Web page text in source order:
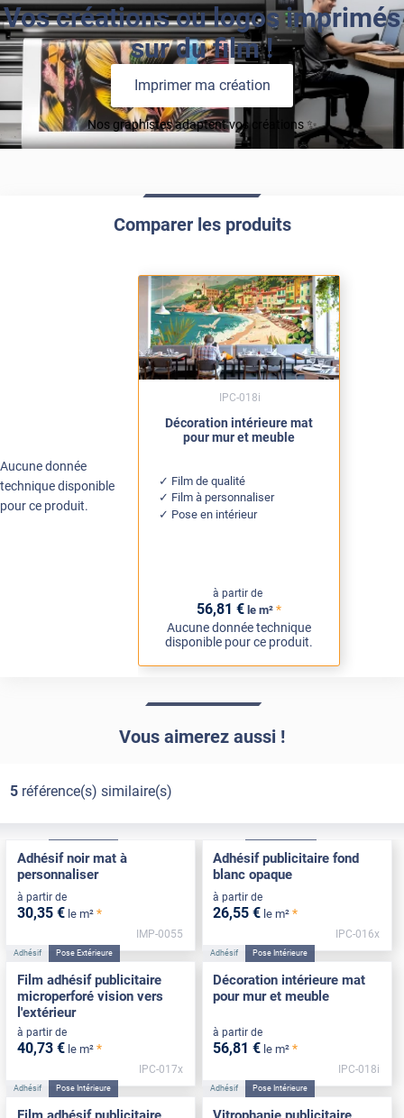
Vos créations ou logos imprimés
sur du film !
Imprimer ma création
Nos graphistes adaptent vos créations ✨
Comparer les produits
Aucune donnée
technique disponible
pour ce produit.
Décoration intérieure mat
pour mur et meuble
Film de qualité
Film à personnaliser
Pose en intérieur
à partir de
56,81 € le m² *
Aucune donnée technique
disponible pour ce produit.
IPC-018i
Vous aimerez aussi !
5référence(s) similaire(s)
Adhésif noir mat à
personnaliser
à partir de
30,35 € le m² *
IMP-0055
Adhésif publicitaire fond
blanc opaque
à partir de
26,55 € le m² *
IPC-016x
Adhésif Pose Extérieure
Film adhésif publicitaire
microperforé vision vers
l'extérieur
à partir de
40,73 € le m² *
IPC-017x
Adhésif Pose Intérieure
Décoration intérieure mat
pour mur et meuble
à partir de
56,81 € le m² *
IPC-018i
Adhésif Pose Intérieure Adhésif Pose Intérieure